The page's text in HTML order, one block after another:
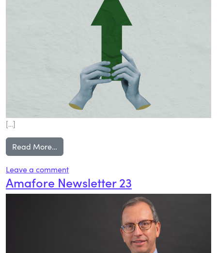
[…]
Read More…
Leave a commenton El Consejo de la Comunicación y la
Amafore Newsletter 23